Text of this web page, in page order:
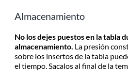
Almacenamiento
No los dejes puestos en la tabla
almacenamiento. La presión
sobre los insertos de la tabla
el tiempo. Sacalos al final de la